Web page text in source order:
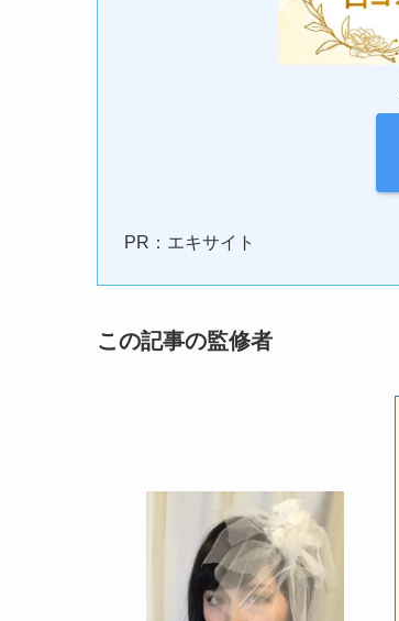
PR：エキサイト
この記事の監修者